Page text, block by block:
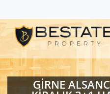
GİRNE